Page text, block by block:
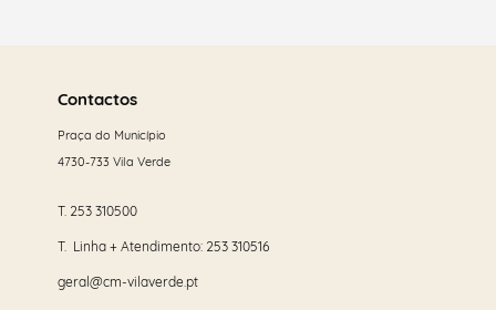
maisContactos
Praça do Município
4730-733 Vila Verde
T. 253 310500
T. Linha + Atendimento: 253 310516
geral@cm-vilaverde.pt